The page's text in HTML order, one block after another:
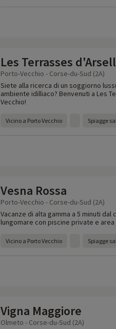
Les Terrasses
Porto-Vecchio - Corse-du-Sud (2A)
Siete alla ricerca di un soggiorno
ambiente idilliaco? Benvenuti a Les
Vecchio!
Vicino a Porto Vecchio Spiagge
Vesna Rossa
Porto-Vecchio - Corse-du-Sud (2A)
Vacanze di alta gamma a 5 minuti
lungomare con piscine private e area
Vicino a Porto Vecchio Spiagge
Vigna Maggiore
Olmeto - Corse-du-Sud (2A)